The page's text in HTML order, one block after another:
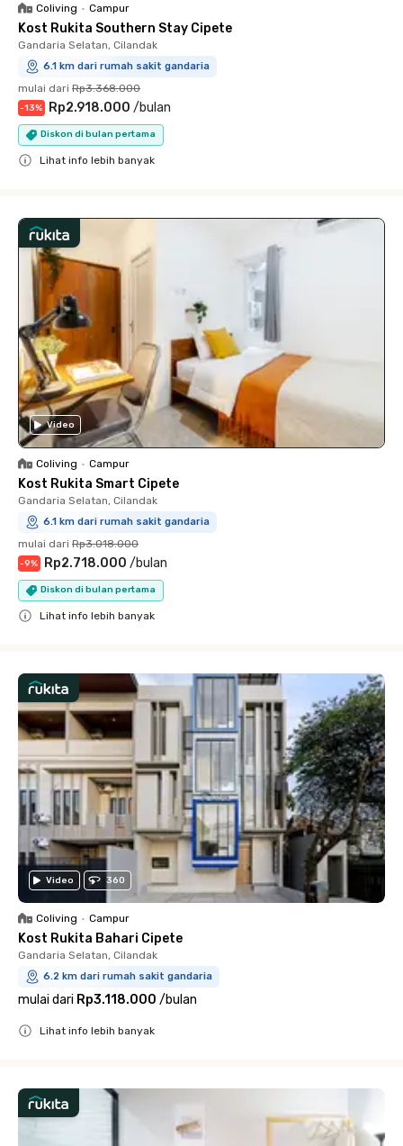
Coliving • Campur
Kost Rukita Southern Stay Cipete
Gandaria Selatan, Cilandak
6.1 km dari rumah sakit gandaria
mulai dari Rp3.368.000
-13% Rp2.918.000 /bulan
Diskon di bulan pertama
Lihat info lebih banyak
Video
Coliving • Campur
Kost Rukita Smart Cipete
Gandaria Selatan, Cilandak
6.1 km dari rumah sakit gandaria
mulai dari Rp3.018.000
-9% Rp2.718.000 /bulan
Diskon di bulan pertama
Lihat info lebih banyak
Video 360
Coliving • Campur
Kost Rukita Bahari Cipete
Gandaria Selatan, Cilandak
6.2 km dari rumah sakit gandaria
mulai dari Rp3.118.000 /bulan
Lihat info lebih banyak